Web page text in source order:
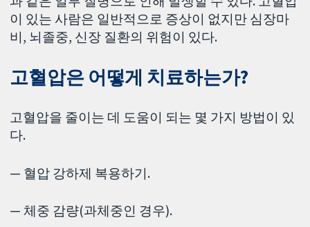
이 있는 사람은 일반적으로 증상이 없지만 심장마
비, 뇌졸중, 신장 질환의 위험이 있다.
고혈압은 어떻게 치료하는가?
고혈압을 줄이는 데 도움이 되는 몇 가지 방법이 있
다.
— 혈압 강하제 복용하기.
— 체중 감량(과체중인 경우).